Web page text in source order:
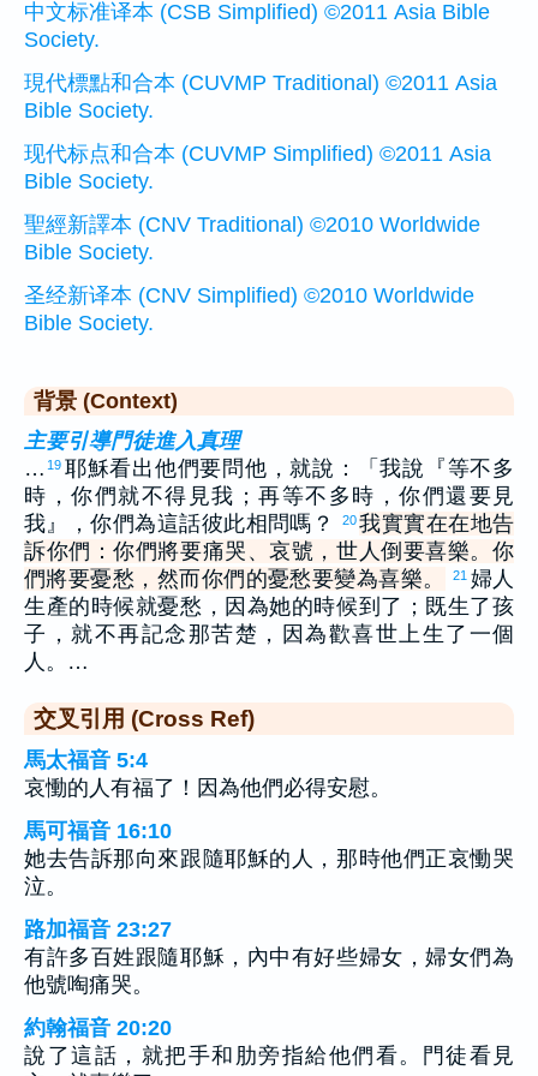
中文标准译本 (CSB Simplified) ©2011 Asia Bible
Society.
現代標點和合本 (CUVMP Traditional) ©2011 Asia
Bible Society.
现代标点和合本 (CUVMP Simplified) ©2011 Asia
Bible Society.
聖經新譯本 (CNV Traditional) ©2010 Worldwide
Bible Society.
圣经新译本 (CNV Simplified) ©2010 Worldwide
Bible Society.
背景 (Context)
主要引導門徒進入真理
… 19 耶穌看出他們要問他，就說：「我說『等不多
時，你們就不得見我；再等不多時，你們還要見
我』，你們為這話彼此相問嗎？
20我實實在在地告
訴你們：你們將要痛哭、哀號，世人倒要喜樂。你
們將要憂愁，然而你們的憂愁要變為喜樂。
21 婦人
生產的時候就憂愁，因為她的時候到了；既生了孩
子，就不再記念那苦楚，因為歡喜世上生了一個
人。…
交叉引用 (Cross Ref)
馬太福音 5:4
哀慟的人有福了！因為他們必得安慰。
馬可福音 16:10
她去告訴那向來跟隨耶穌的人，那時他們正哀慟哭
泣。
路加福音 23:27
有許多百姓跟隨耶穌，內中有好些婦女，婦女們為
他號啕痛哭。
約翰福音 20:20
說了這話，就把手和肋旁指給他們看。門徒看見